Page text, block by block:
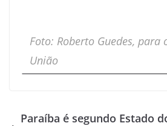
Foto: Roberto Guedes, para
União
Paraíba é segundo Estado